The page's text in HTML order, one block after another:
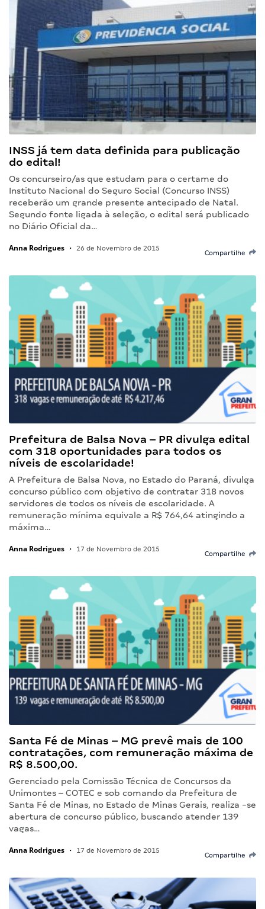
INSS já tem data definida para publicação
do edital!
Os concurseiro/as que estudam para o certame do
Instituto Nacional do Seguro Social (Concurso INSS)
receberão um grande presente antecipado de Natal.
Segundo fonte ligada à seleção, o edital será publicado
no Diário Oficial da…
Anna Rodrigues • 26 de Novembro de 2015
Compartilhe
Prefeitura de Balsa Nova – PR divulga edital
com 318 oportunidades para todos os
níveis de escolaridade!
A Prefeitura de Balsa Nova, no Estado do Paraná, divulga
concurso público com objetivo de contratar 318 novos
servidores de todos os níveis de escolaridade. A
remuneração mínima equivale a R$ 764,64 atingindo a
máxima…
Anna Rodrigues • 17 de Novembro de 2015
Compartilhe
Santa Fé de Minas – MG prevê mais de 100
contratações, com remuneração máxima de
R$ 8.500,00.
Gerenciado pela Comissão Técnica de Concursos da
Unimontes – COTEC e sob comando da Prefeitura de
Santa Fé de Minas, no Estado de Minas Gerais, realiza -se
abertura de concurso público, buscando atender 139
vagas…
Anna Rodrigues • 17 de Novembro de 2015
Compartilhe